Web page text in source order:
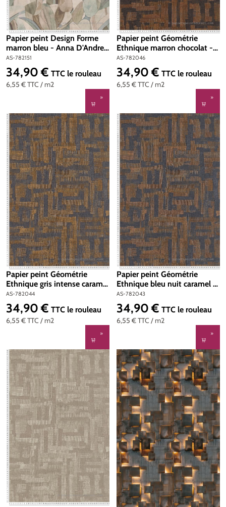
Papier peint Design Forme
marron bleu - Anna D'Andrea
d'A.S. Création | Réf. AS-
782151
AS-782151
6,55 €TTC / m2
Prix régulier :
34,90 € TTC le rouleau
Papier peint Géométrie
Ethnique marron chocolat -
Metropolitan Stories 4 Hot
Spots d'A.S. Création | Réf.
AS-782046
AS-782046
6,55 €TTC / m2
Prix régulier :
34,90 € TTC le rouleau
Papier peint Géométrie
Ethnique gris intense caramel
- Metropolitan Stories 4 Hot
Spots d'A.S. Création | Réf.
AS-782044
AS-782044
6,55 €TTC / m2
Prix régulier :
34,90 € TTC le rouleau
Papier peint Géométrie
Ethnique bleu nuit caramel -
Metropolitan Stories 4 Hot
Spots d'A.S. Création | Réf.
AS-782043
AS-782043
6,55 €TTC / m2
Prix régulier :
34,90 € TTC le rouleau